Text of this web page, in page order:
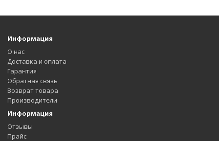
Информация
О нас
Доставка и оплата
Гарантия
Обратная связь
Возврат товара
Производители
Информация
Отзывы
Прайс